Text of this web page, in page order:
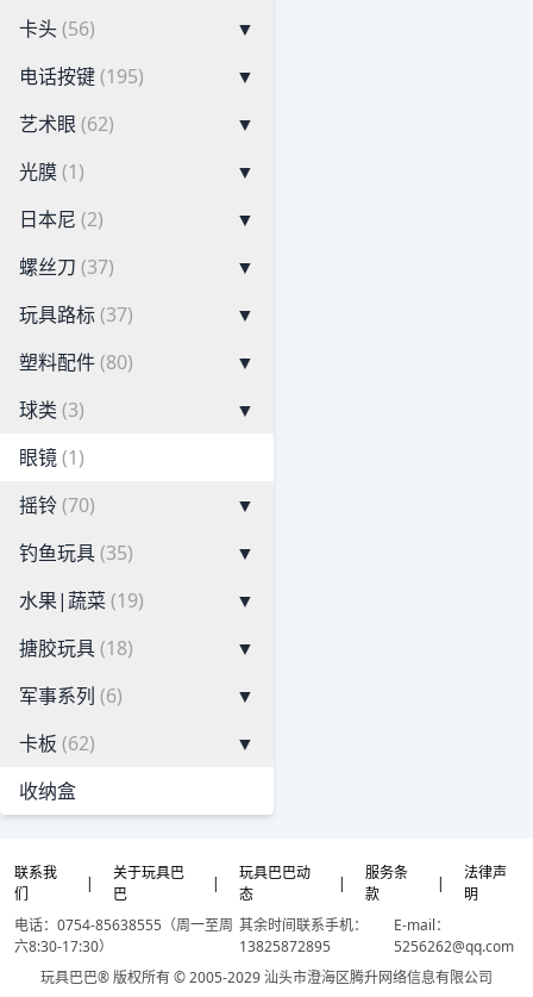
卡头(56)
▼
电话按键(195)
▼
艺术眼 (62)
▼
光膜(1)
▼
日本尼 (2)
▼
螺丝刀 (37)
▼
玩具路标(37)
▼
塑料配件(80)
▼
球类 (3)
▼
眼镜(1)
摇铃(70)
▼
钓鱼玩具(35)
▼
水果|蔬菜(19)
▼
搪胶玩具(18)
▼
军事系列 (6)
▼
卡板 (62)
▼
收纳盒
联系我
们
|
关于玩具巴
巴
|
玩具巴巴动
态
|
服务条
款
|
法律声
明
电话：0754-85638555（周一至周
六8:30-17:30）
其余时间联系手机：
13825872895
E-mail：
5256262@qq.com
玩具巴巴® 版权所有 © 2005-2029 汕头市澄海区腾升网络信息有限公司